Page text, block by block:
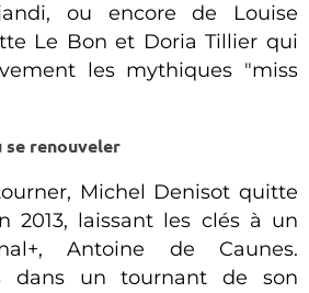
ou encore de Louise
Le Bon et Doria Tillier qui
les mythiques "miss
se renouveler
Michel Denisot quitte
2013, laissant les clés à un
Antoine de Caunes.
dans un tournant de son